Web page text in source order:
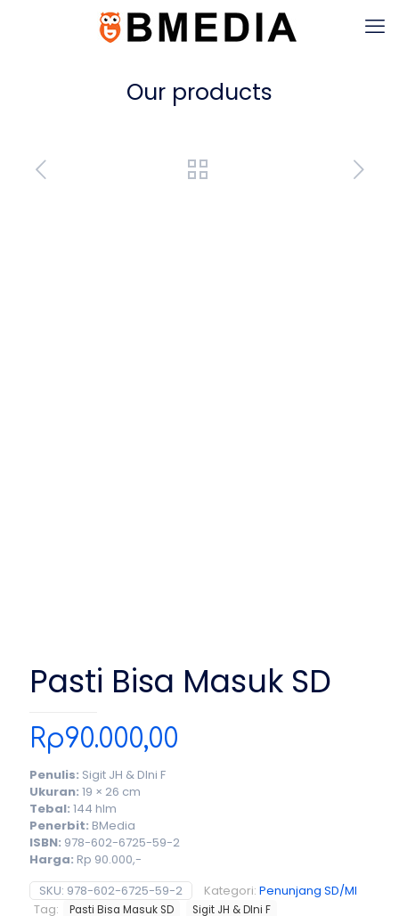
Our products
Pasti Bisa Masuk SD
Rp90.000,00
Penulis: Sigit JH & DIni F
Ukuran: 19 × 26 cm
Tebal: 144 hlm
Penerbit: BMedia
ISBN: 978-602-6725-59-2
Harga: Rp 90.000,-
SKU: 978-602-6725-59-2 Kategori: Penunjang SD/MI
Tag:
Pasti Bisa Masuk SD Sigit JH & DIni F